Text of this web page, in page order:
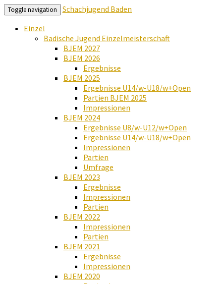
Toggle navigation
Schachjugend Baden
Einzel
Badische Jugend Einzelmeisterschaft
BJEM 2027
BJEM 2026
Ergebnisse
BJEM 2025
Ergebnisse U14/w-U18/w+Open
Partien BJEM 2025
Impressionen
BJEM 2024
Ergebnisse U8/w-U12/w+Open
Ergebnisse U14/w-U18/w+Open
Impressionen
Partien
Umfrage
BJEM 2023
Ergebnisse
Impressionen
Partien
BJEM 2022
Impressionen
Partien
BJEM 2021
Ergebnisse
Impressionen
BJEM 2020